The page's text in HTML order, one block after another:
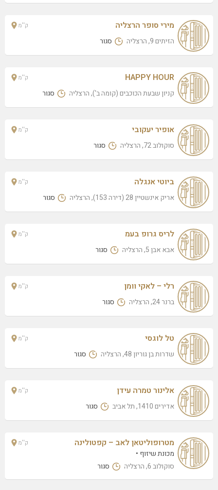
מירי סופר הרצליה
הזיתים 9, הרצליה סגור
ק''מ
HAPPY HOUR
קניון שבעת הכוכבים (קומה ב'), הרצליה סגור
ק''מ
אופיר יעקובי
סוקולוב 72, הרצליה סגור
ק''מ
ביוטי אנגלה
אריק אינשטיין 28 (דירה 153), הרצליה סגור
ק''מ
לריס גרופ בעמ
אבא אבן 5, הרצליה סגור
ק''מ
רלי – לאקי וומן
ברנר 24, הרצליה סגור
ק''מ
טל לוגסי
שדרות בן גוריון 48, הרצליה סגור
ק''מ
אלינור טמרה עידן
אדירים 1410, תל אביב סגור
ק''מ
מטרופוליטאן לאב – קפטולינה
מכונת שיזוף
סוקולוב 6, הרצליה
סגור
ק''מ